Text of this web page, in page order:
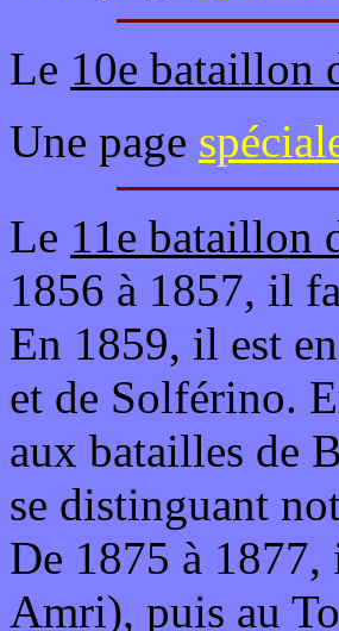
Le 10e bataillon
Une page
Le 11e bataillon
1856 à 1857, il
En 1859, il est
et de Solférino.
aux batailles de
se distinguant
De 1875 à
Amri), puis au